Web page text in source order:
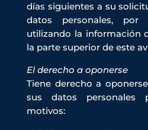
días siguientes a su
datos personales, por
utilizando la información
la parte superior de este
El derecho a oponerse
Tiene derecho a
sus datos personales
motivos: